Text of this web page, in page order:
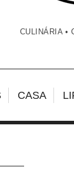
CULINÁRIA •
CASA